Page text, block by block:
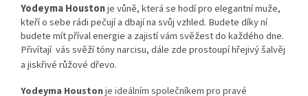
Yodeyma Houstonje vůně, která se hodí pro elegantní muže,
kteří o sebe rádi pečují a dbají na svůj vzhled. Budete díky ní
budete mít příval energie a zajistí vám svěžest do každého dne.
Přivítají vás svěží tóny narcisu, dále zde prostoupí hřejivý šalvěj
a jiskřivé růžové dřevo.
Yodeyma Houston je ideálním společníkem pro pravé